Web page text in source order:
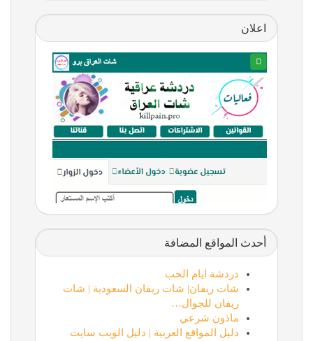
اعلان
أحدث المواقع المضافة
دردشة ايام الحب
شات ريفان| شات ريفان السعودية | شات
ريفان للجوال…
ماذون شرعي
دليل المواقع العربية | دليل الويب سايت